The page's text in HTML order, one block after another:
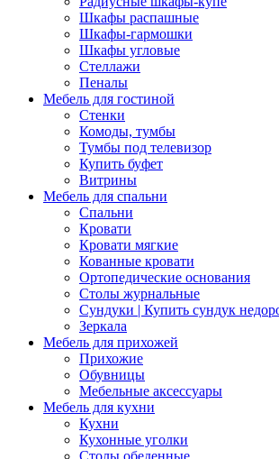
Шкафы распашные
Шкафы-гармошки
Шкафы угловые
Стеллажи
Пеналы
Мебель для гостиной
Стенки
Комоды, тумбы
Тумбы под телевизор
Купить буфет
Витрины
Мебель для спальни
Спальни
Кровати
Кровати мягкие
Кованные кровати
Ортопедические основания
Столы журнальные
Сундуки | Купить сундук
Зеркала
Мебель для прихожей
Прихожие
Обувницы
Мебельные аксессуары
Мебель для кухни
Кухни
Кухонные уголки
Столы обеденные